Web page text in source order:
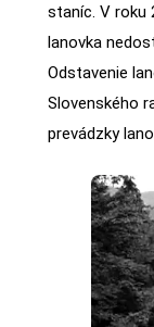
staníc. V roku
lanovka
Odstavenie
Slovenského
prevádzky